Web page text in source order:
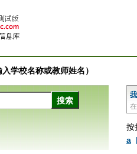
学校名称或教师姓名）
按
a